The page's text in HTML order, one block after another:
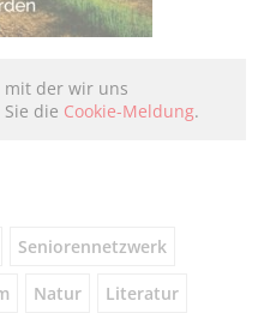
mit der wir uns
die Cookie-Meldung.
Seniorennetzwerk
Natur Literatur